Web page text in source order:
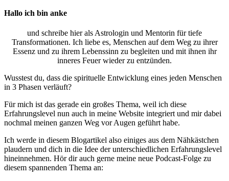
Hallo ich bin anke
und schreibe hier als Astrologin und Mentorin für tiefe
Transformationen. Ich liebe es, Menschen auf dem Weg zu ihrer
Essenz und zu ihrem Lebenssinn zu begleiten und mit ihnen ihr
inneres Feuer wieder zu entzünden.
Wusstest du, dass die spirituelle Entwicklung eines jeden Menschen
in 3 Phasen verläuft?
Für mich ist das gerade ein großes Thema, weil ich diese
Erfahrungslevel nun auch in meine Website integriert und mir dabei
nochmal meinen ganzen Weg vor Augen geführt habe.
Ich werde in diesem Blogartikel also einiges aus dem Nähkästchen
plaudern und dich in die Idee der unterschiedlichen Erfahrungslevel
hineinnehmen. Hör dir auch gerne meine neue Podcast-Folge zu
diesem spannenden Thema an: